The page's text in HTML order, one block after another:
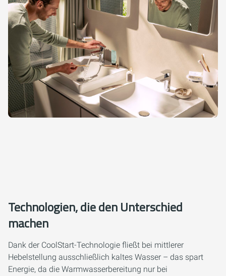
Technologien, die den Unterschied
machen
Dank der CoolStart-Technologie fließt bei mittlerer
Hebelstellung ausschließlich kaltes Wasser – das spart
Energie, da die Warmwasserbereitung nur bei